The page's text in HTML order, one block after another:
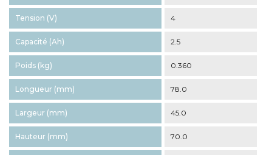
Tension (V) 4
Capacité (Ah) 2.5
Poids (kg) 0.360
Longueur (mm) 78.0
Largeur (mm) 45.0
Hauteur (mm) 70.0